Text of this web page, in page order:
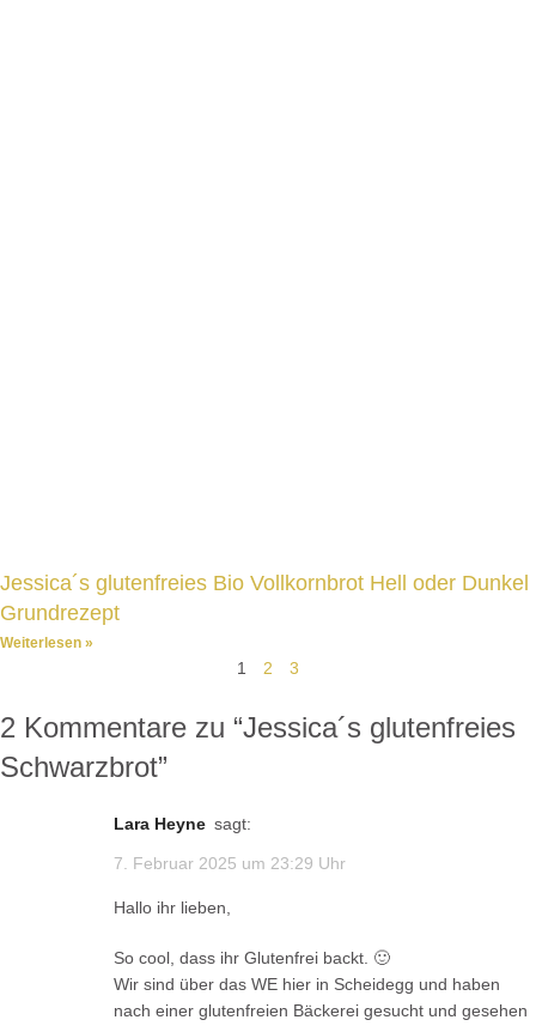
Jessica´s glutenfreies Bio Vollkornbrot Hell oder Dunkel
Grundrezept
Weiterlesen »
1 2 3
2 Kommentare zu “Jessica´s glutenfreies
Schwarzbrot”
Lara Heyne sagt:
7. Februar 2025 um 23:29 Uhr
Hallo ihr lieben,
So cool, dass ihr Glutenfrei backt. 🙂
Wir sind über das WE hier in Scheidegg und haben
nach einer glutenfreien Bäckerei gesucht und gesehen